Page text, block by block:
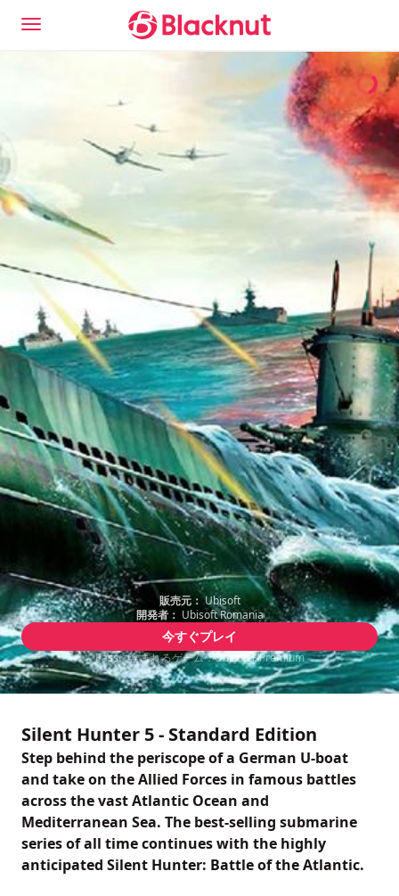
販売元：Ubisoft
開発者： Ubisoft Romania
今すぐプレイ
Passに含まれるゲーム：Ubisoft+ Premium
Silent Hunter 5 - Standard Edition
Step behind the periscope of a German U-boat
and take on the Allied Forces in famous battles
across the vast Atlantic Ocean and
Mediterranean Sea. The best-selling submarine
series of all time continues with the highly
anticipated Silent Hunter: Battle of the Atlantic.